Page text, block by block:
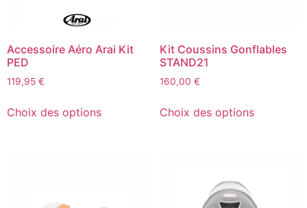
Accessoire Aéro Arai Kit
PED
119,95 €
Choix des options
Kit Coussins Gonflables
STAND21
160,00 €
Choix des options